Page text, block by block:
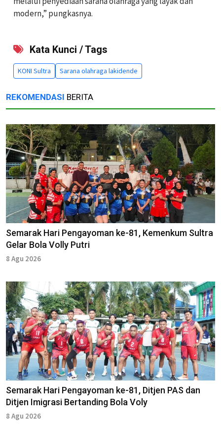
modern,” pungkasnya.
Kata Kunci / Tags
KONI Sultra Sarana olahraga lakidende
REKOMENDASI BERITA
Semarak Hari Pengayoman ke-81, Kemenkum Sultra
Gelar Bola Volly Putri
8 Agu 2026
Semarak Hari Pengayoman ke-81, Ditjen PAS dan
Ditjen Imigrasi Bertanding Bola Voly
8 Agu 2026